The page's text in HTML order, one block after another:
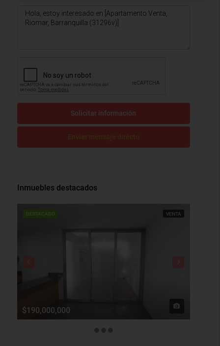
Solicitar información
Inmuebles destacados
DESTACADO VENTA
$190,000,000